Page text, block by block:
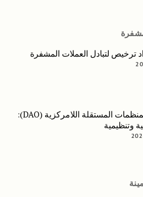
ترخيص لتبادل العملات المشفرة
تأسيس المنظمات المستقلة اللامركزية (DAO):
وتنظيمية